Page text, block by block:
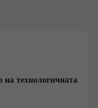
най-
И как Израел
за
а
технологичната